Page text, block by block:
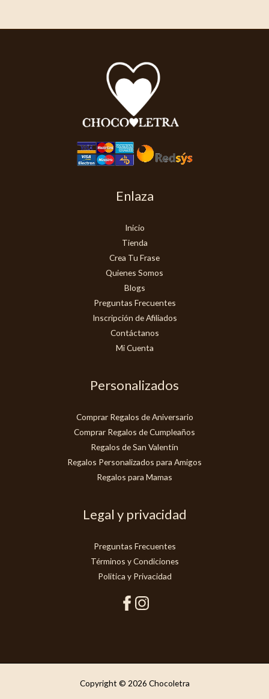
Enlaza
Inicio
Tienda
Crea Tu Frase
Quienes Somos
Blogs
Preguntas Frecuentes
Inscripción de Afiliados
Contáctanos
Mi Cuenta
Personalizados
Comprar Regalos de Aniversario
Comprar Regalos de Cumpleaños
Regalos de San Valentín
Regalos Personalizados para Amigos
Regalos para Mamas
Legal y privacidad
Preguntas Frecuentes
Términos y Condiciones
Politica y Privacidad
Copyright © 2026 Chocoletra